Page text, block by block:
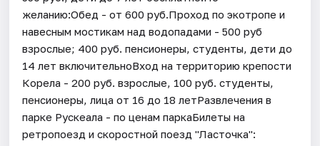
желанию:Обед - от 600 руб.Проход по экотропе и
навесным мостикам над водопадами - 500 руб
взрослые; 400 руб. пенсионеры, студенты, дети до
14 лет включительноВход на территорию крепости
Корела - 200 руб. взрослые, 100 руб. студенты,
пенсионеры, лица от 16 до 18 летРазвлечения в
парке Рускеала - по ценам паркаБилеты на
ретропоезд и скоростной поезд "Ласточка":